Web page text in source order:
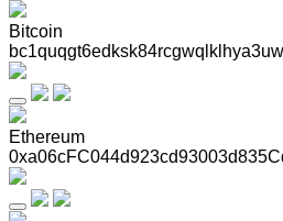
Bitcoin
Ethereum